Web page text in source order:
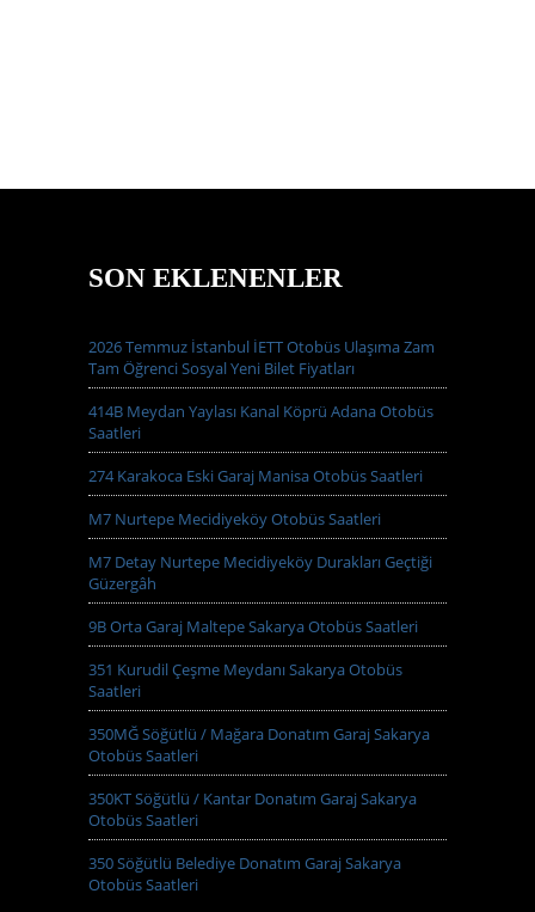
SON EKLENENLER
2026 Temmuz İstanbul İETT Otobüs Ulaşıma Zam
Tam Öğrenci Sosyal Yeni Bilet Fiyatları
414B Meydan Yaylası Kanal Köprü Adana Otobüs
Saatleri
274 Karakoca Eski Garaj Manisa Otobüs Saatleri
M7 Nurtepe Mecidiyeköy Otobüs Saatleri
M7 Detay Nurtepe Mecidiyeköy Durakları Geçtiği
Güzergâh
9B Orta Garaj Maltepe Sakarya Otobüs Saatleri
351 Kurudil Çeşme Meydanı Sakarya Otobüs
Saatleri
350MĞ Söğütlü / Mağara Donatım Garaj Sakarya
Otobüs Saatleri
350KT Söğütlü / Kantar Donatım Garaj Sakarya
Otobüs Saatleri
350 Söğütlü Belediye Donatım Garaj Sakarya
Otobüs Saatleri